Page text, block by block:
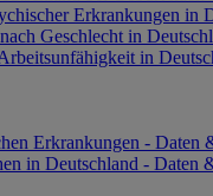
Erkrankungen in
Geschlecht in
in
Erkrankungen - Daten
in Deutschland - Daten